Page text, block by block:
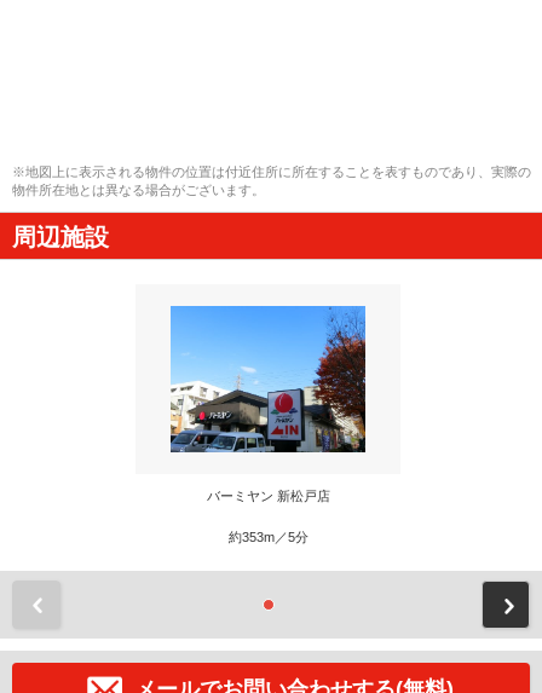
※地図上に表示される物件の位置は付近住所に所在することを表すものであり、実際の
物件所在地とは異なる場合がございます。
周辺施設
バーミヤン 新松戸店
約353m／5分